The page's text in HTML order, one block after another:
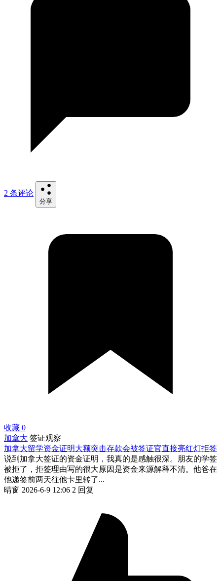
2 条评论
分享
收藏 0
加拿大 签证观察
加拿大留学资金证明大额突击存款会被签证官直接亮红灯拒签
说到加拿大签证的资金证明，我真的是感触很深。朋友的学签
被拒了，拒签理由写的很大原因是资金来源解释不清。他爸在
他递签前两天往他卡里转了...
晴窗 2026-6-9 12:06 2 回复